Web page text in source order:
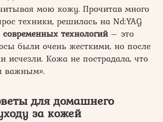
мою кожу. Прочитав много
техники, решилась на Nd:YAG
современных технологий– это
были очень жесткими, но после
исчезли. Кожа не пострадала, что
важным».
для домашнего
за кожей